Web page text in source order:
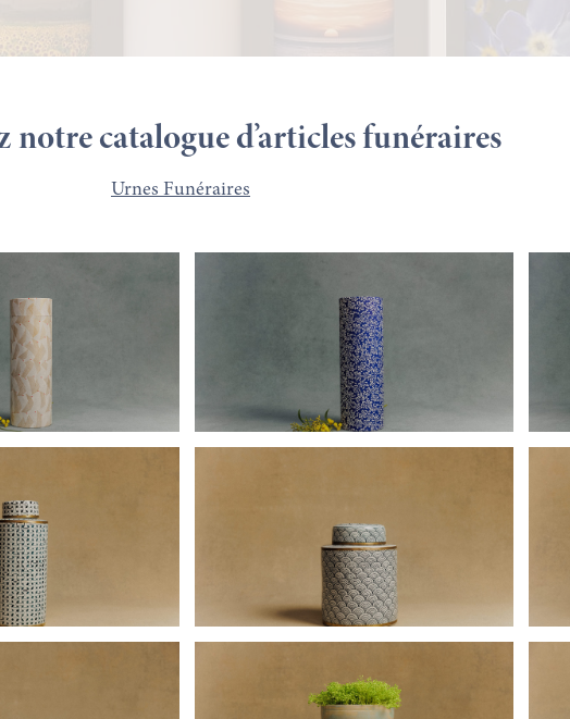
notre catalogue d’articles funéraires
Urnes Funéraires